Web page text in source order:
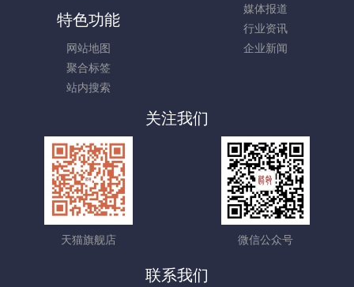
媒体报道
行业资讯
企业新闻
特色功能
网站地图
聚合标签
站内搜索
关注我们
天猫旗舰店 微信公众号
联系我们